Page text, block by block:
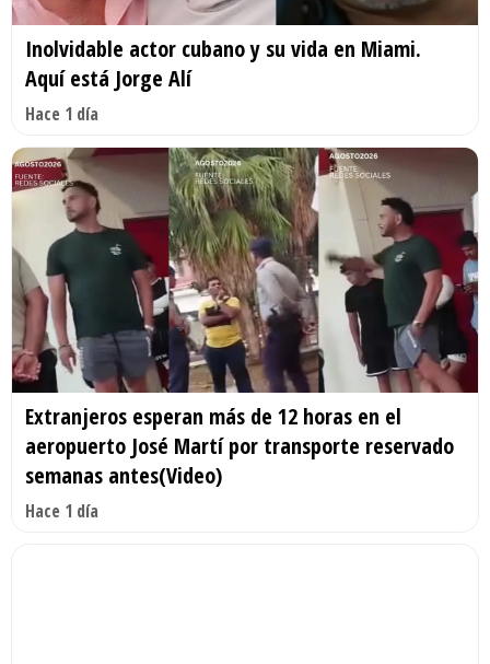
Inolvidable actor cubano y su vida en Miami.
Aquí está Jorge Alí
Hace 1 día
Extranjeros esperan más de 12 horas en el
aeropuerto José Martí por transporte reservado
semanas antes(Video)
Hace 1 día